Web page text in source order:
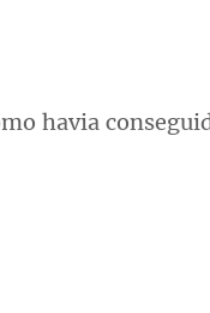
havia cons